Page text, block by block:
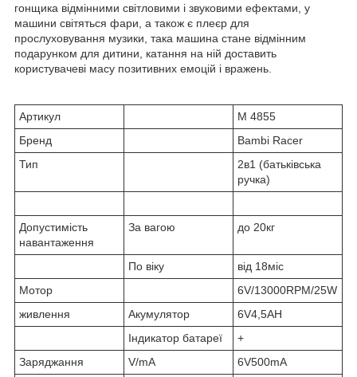
гонщика відмінними світловими і звуковими ефектами, у
машини світяться фари, а також є плеєр для
прослуховування музики, така машина стане відмінним
подарунком для дитини, катання на ній доставить
користувачеві масу позитивних емоцій і вражень.
Артикул
M 4855
Бренд
Bambi Racer
Тип
2в1 (батьківська
ручка)
Допустимість
навантаження
За вагою до 20кг
По віку
від 18міс
Мотор
6V/13000RPM/25W
живлення
Акумулятор
6V4,5AH
Індикатор батареї
+
Заряджання
V/mA
6V500mA